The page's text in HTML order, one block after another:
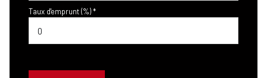
Taux d'emprunt (%) *